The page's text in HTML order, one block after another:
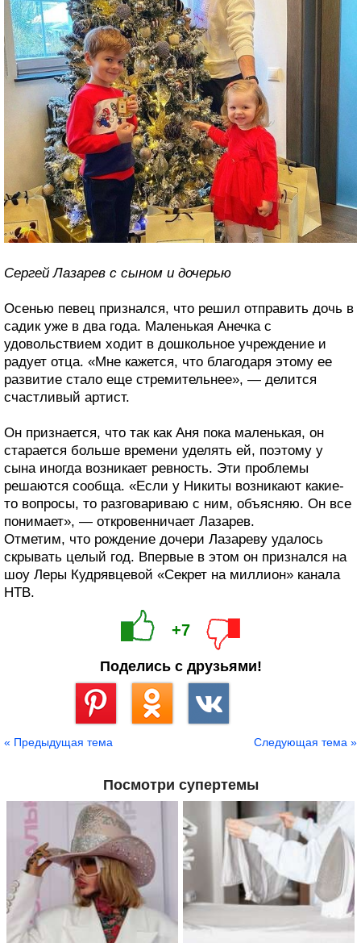
Сергей Лазарев с сыном и дочерью
Осенью певец признался, что решил отправить дочь в
садик уже в два года. Маленькая Анечка с
удовольствием ходит в дошкольное учреждение и
радует отца. «Мне кажется, что благодаря этому ее
развитие стало еще стремительнее», — делится
счастливый артист.
Он признается, что так как Аня пока маленькая, он
старается больше времени уделять ей, поэтому у
сына иногда возникает ревность. Эти проблемы
решаются сообща. «Если у Никиты возникают какие-
то вопросы, то разговариваю с ним, объясняю. Он все
понимает», — откровенничает Лазарев.
Отметим, что рождение дочери Лазареву удалось
скрывать целый год. Впервые в этом он признался на
шоу Леры Кудрявцевой «Секрет на миллион» канала
НТВ.
+7
Поделись с друзьями!
« Предыдущая тема Следующая тема »
Посмотри супертемы